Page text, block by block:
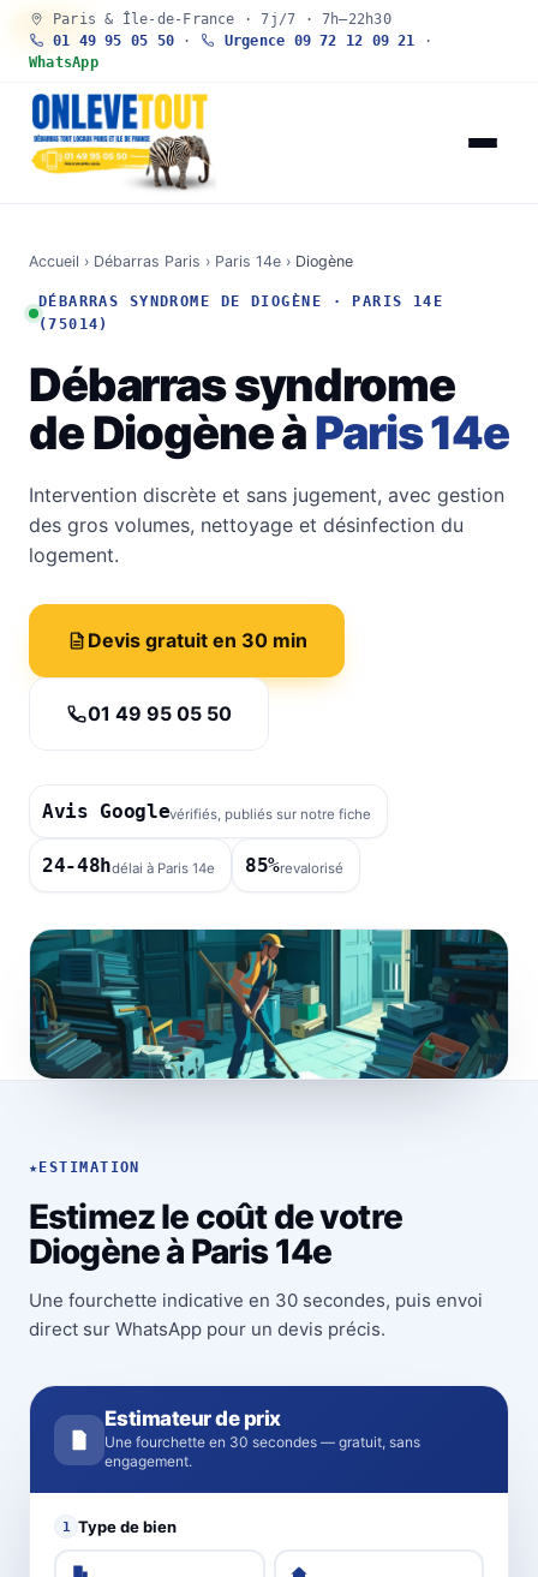
Paris & Île-de-France · 7j/7 · 7h–22h30
01 49 95 05 50 · Urgence 09 72 12 09 21 ·
WhatsApp
Accueil › Débarras Paris › Paris 14e › Diogène
DÉBARRAS SYNDROME DE DIOGÈNE · PARIS 14E
(75014)
Débarras syndrome
de Diogène àParis 14e
Intervention discrète et sans jugement, avec gestion
des gros volumes, nettoyage et désinfection du
logement.
Devis gratuit en 30 min
01 49 95 05 50
Avis Googlevérifiés, publiés sur notre fiche
24-48hdélai à Paris 14e 85%revalorisé
★ ESTIMATION
Estimez le coût de votre
Diogène à Paris 14e
Une fourchette indicative en 30 secondes, puis envoi
direct sur WhatsApp pour un devis précis.
Estimateur de prix
Une fourchette en 30 secondes — gratuit, sans
engagement.
30 SEC
1 Type de bien